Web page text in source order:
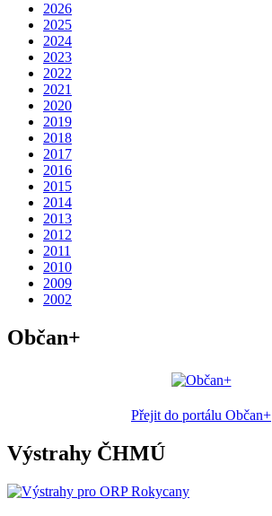
2026
2025
2024
2023
2022
2021
2020
2019
2018
2017
2016
2015
2014
2013
2012
2011
2010
2009
2002
Občan+
Přejit do portálu Občan+
Výstrahy ČHMÚ